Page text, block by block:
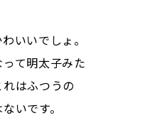
いいでしょ。
て明太子みた
はふつうの
いです。